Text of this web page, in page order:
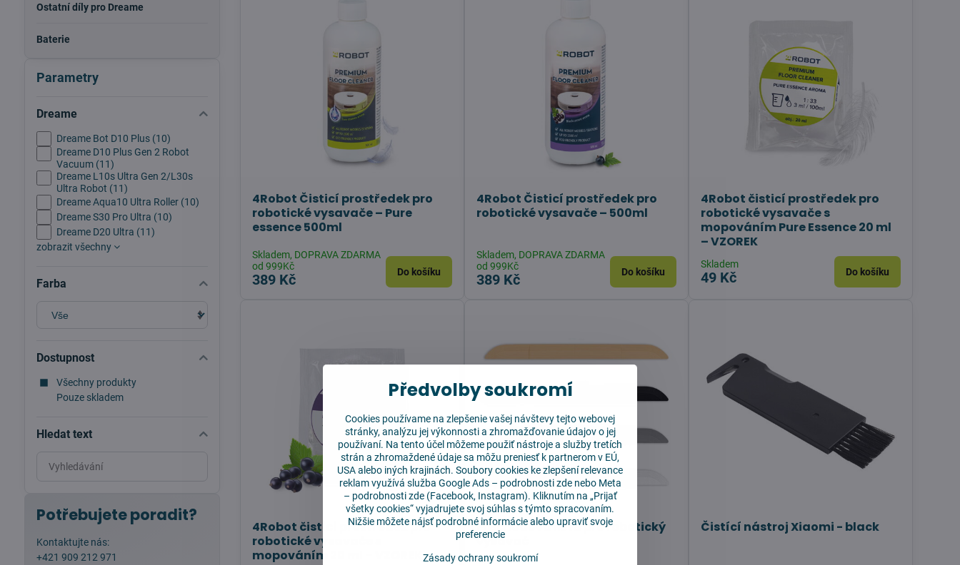
4Robot Čisticí prostředek pro
robotické vysavače – Pure
essence 500ml
Skladem, DOPRAVA ZDARMA
od 999Kč
389 Kč Do košíku
4Robot Čisticí prostředek pro
robotické vysavače – 500ml
Skladem, DOPRAVA ZDARMA
od 999Kč
389 Kč Do košíku
4Robot čisticí prostředek pro
robotické vysavače s
mopováním Pure Essence 20 ml
– VZOREK
Skladem
49 Kč Do košíku
4Robot čisticí prostředek pro
robotické vysavače s
mopováním 20 ml – VZOREK
Přechodová lišta pro robotický
vysavač
Čistící nástroj Xiaomi - black
Parametry
Dreame
Dreame Bot D10 Plus (10)
Dreame D10 Plus Gen 2 Robot
Vacuum (11)
Dreame L10s Ultra Gen 2/L30s
Ultra Robot (11)
Dreame Aqua10 Ultra Roller (10)
Dreame S30 Pro Ultra (10)
Dreame D20 Ultra (11)
zobrazit všechny
Farba
Dostupnost
Všechny produkty
Pouze skladem
Hledat text
Prohledat
výsledky
fulltextem
Potřebujete poradit?
Kontaktujte nás:
+421 909 212 971
Ostatní díly pro Dreame
Baterie
Předvolby soukromí
Cookies používame na zlepšenie vašej návštevy tejto webovej
stránky, analýzu jej výkonnosti a zhromažďovanie údajov o jej
používaní. Na tento účel môžeme použiť nástroje a služby tretích
strán a zhromaždené údaje sa môžu preniesť k partnerom v EÚ,
USA alebo iných krajinách. Soubory cookies ke zlepšení relevance
reklam využívá služba Google Ads – podrobnosti zdenebo Meta
– podrobnosti zde(Facebook, Instagram). Kliknutím na „Prijať
všetky cookies“ vyjadrujete svoj súhlas s týmto spracovaním.
Nižšie môžete nájsť podrobné informácie alebo upraviť svoje
preferencie
Zásady ochrany soukromí